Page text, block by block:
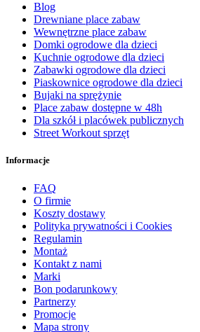
Blog
Drewniane place zabaw
Wewnętrzne place zabaw
Domki ogrodowe dla dzieci
Kuchnie ogrodowe dla dzieci
Zabawki ogrodowe dla dzieci
Piaskownice ogrodowe dla dzieci
Bujaki na sprężynie
Place zabaw dostępne w 48h
Dla szkół i placówek publicznych
Street Workout sprzęt
Informacje
FAQ
O firmie
Koszty dostawy
Polityka prywatności i Cookies
Regulamin
Montaż
Kontakt z nami
Marki
Bon podarunkowy
Partnerzy
Promocje
Mapa strony